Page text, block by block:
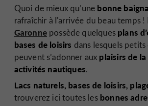
Quoi de mieux qu’une bonne
rafraîchir à l'arrivée du beau temps !
Garonnepossède quelques plans
bases de loisirs dans lesquels
peuvent s’adonner aux plaisirs de
activités nautiques.
Lacs naturels, bases de loisirs,
trouverez ici toutes lesbonnes